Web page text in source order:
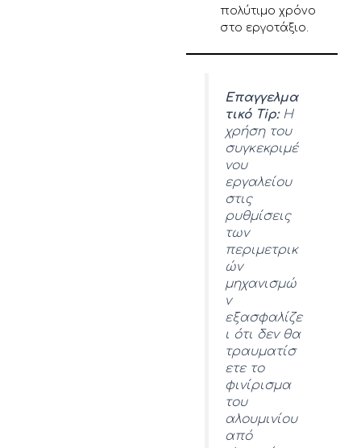
πολύτιμο χρόνο
στο εργοτάξιο.
Επαγγελμα
τικό Tip:Η
χρήση του
συγκεκριμέ
νου
εργαλείου
στις
ρυθμίσεις
των
περιμετρικ
ών
μηχανισμώ
ν
εξασφαλίζε
ι ότι δεν θα
τραυματίσ
ετε το
φινίρισμα
του
αλουμινίου
από